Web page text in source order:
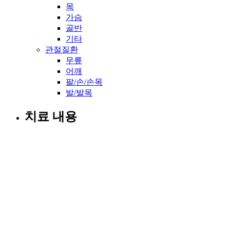
목
가슴
골반
기타
관절질환
무릎
어깨
팔/손/손목
발/발목
치료 내용